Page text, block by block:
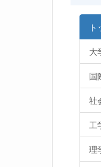
大
国
社
工
理